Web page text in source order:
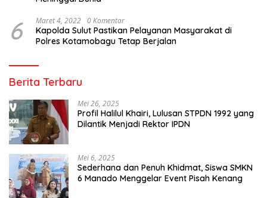
6 Maret 4, 2022 0 Komentar
Kapolda Sulut Pastikan Pelayanan Masyarakat di
Polres Kotamobagu Tetap Berjalan
Berita Terbaru
Mei 26, 2025
Profil Halilul Khairi, Lulusan STPDN 1992 yang
Dilantik Menjadi Rektor IPDN
Mei 6, 2025
Sederhana dan Penuh Khidmat, Siswa SMKN
6 Manado Menggelar Event Pisah Kenang